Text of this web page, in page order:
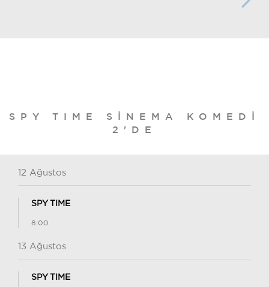
SPY TIME SINEMA KOMEDI
2'DE
12 Ağustos
SPY TIME
8:00
13 Ağustos
SPY TIME